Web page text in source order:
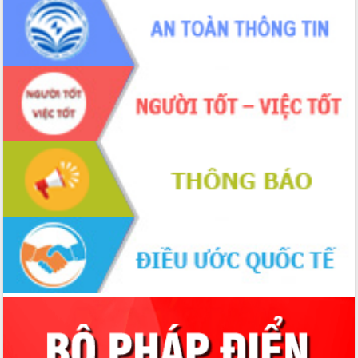
hiện nhiệm vụ quản lý tài sản công
hàng tuần
Tháo gỡ những vướng mắc, đẩy mạnh
công tác cải cách thủ tục hành chính
tại Trung tâm Phục vụ hành chính
công tỉnh
Đắk Lắk: Tôn vinh 46 giải pháp tại Hội
thi Sáng tạo Kỹ thuật 2024 - 2025
Đắk Lắk rà soát, điều chỉnh Đề án 190
về phát triển nuôi trồng thủy sản
Phó Chủ tịch UBND tỉnh Đắk Lắk
Trương Công Thái kiểm tra thực địa
Dự án cao tốc Khánh Hòa - Buôn Ma
Thuột
Định vị cà phê Việt Nam như một “di
sản sống” trong dòng chảy toàn cầu
Xây dựng nông thôn mới: Nâng cao đời
sống người dân từ những mô hình thiết
Quyết liệt tháo gỡ vướng mắc, đẩy